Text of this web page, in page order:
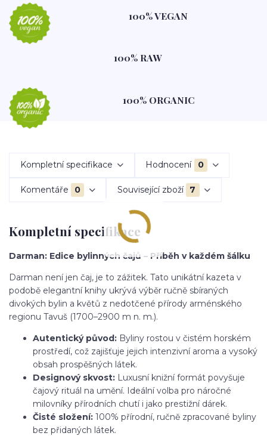
100% VEGAN
100% RAW
100% ORGANIC
Kompletní specifikace Hodnocení 0
Komentáře 0 Související zboží 7
Kompletní specifikace
Darman: Edice bylinných čajů – Příběh v každém šálku
Darman není jen čaj, je to zážitek. Tato unikátní kazeta v
podobě elegantní knihy ukrývá výběr ručně sbíraných
divokých bylin a květů z nedotčené přírody arménského
regionu Tavuš (1700–2900 m n. m.).
Autentický původ: Byliny rostou v čistém horském
prostředí, což zajišťuje jejich intenzivní aroma a vysoký
obsah prospěšných látek.
Designový skvost: Luxusní knižní formát povyšuje
čajový rituál na umění. Ideální volba pro náročné
milovníky přírodních chutí i jako prestižní dárek.
Čisté složení: 100% přírodní, ručně zpracované byliny
bez přidaných látek.